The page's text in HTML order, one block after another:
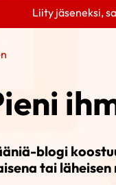
Liity jäseneksi,
blogi
tai